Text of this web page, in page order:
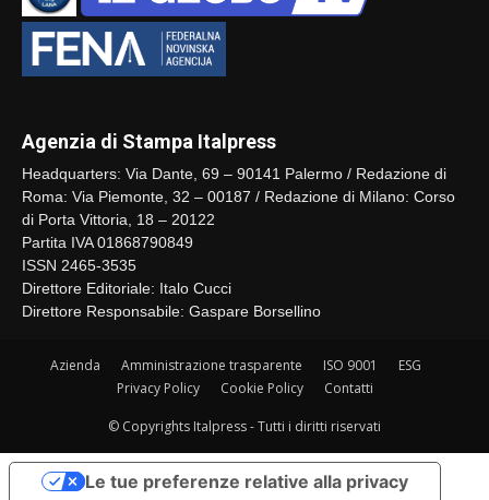
Agenzia di Stampa Italpress
Headquarters: Via Dante, 69 – 90141 Palermo / Redazione di
Roma: Via Piemonte, 32 – 00187 / Redazione di Milano: Corso
di Porta Vittoria, 18 – 20122
Partita IVA 01868790849
ISSN 2465-3535
Direttore Editoriale: Italo Cucci
Direttore Responsabile: Gaspare Borsellino
Azienda Amministrazione trasparente ISO 9001
ESG
Privacy Policy
Cookie Policy Contatti
© Copyrights Italpress - Tutti i diritti riservati
Le tue preferenze relative alla privacy